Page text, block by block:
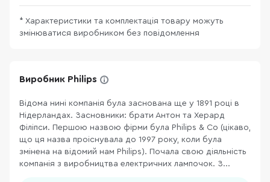
* Характеристики та комплектація товару можуть
змінюватися виробником без повідомлення
Виробник Philips
Відома нині компанія була заснована ще у 1891 році в
Нідерландах. Засновники: брати Антон та Херард
Філіпси. Першою назвою фірми була Philips & Co (цікаво,
що ця назва проіснувала до 1997 року, коли була
змінена на відомий нам Philips). Почала свою діяльність
компанія з виробництва електричних лампочок. З...